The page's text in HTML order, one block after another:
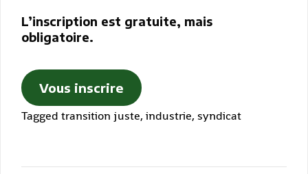
L’inscription est gratuite, mais
obligatoire.
Vous inscrire
Tagged transition juste, industrie, syndicat